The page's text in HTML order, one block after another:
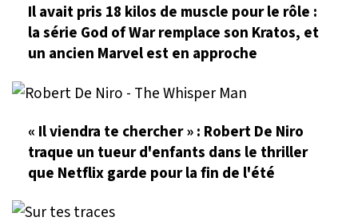
Il avait pris 18 kilos de muscle pour le rôle :
la série God of War remplace son Kratos, et
un ancien Marvel est en approche
« Il viendra te chercher » : Robert De Niro
traque un tueur d'enfants dans le thriller
que Netflix garde pour la fin de l'été